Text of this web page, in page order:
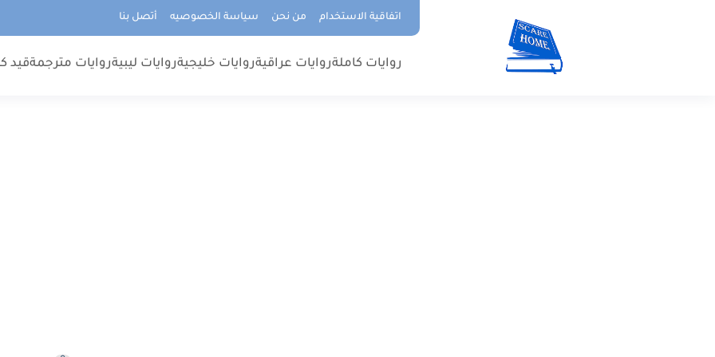
اتفاقية الاستخدام من نحن سياسة الخصوصيه أتصل بنا
روايات كاملةروايات عراقيةروايات خليجيةروايات ليبيةروايات مترجمةقيد